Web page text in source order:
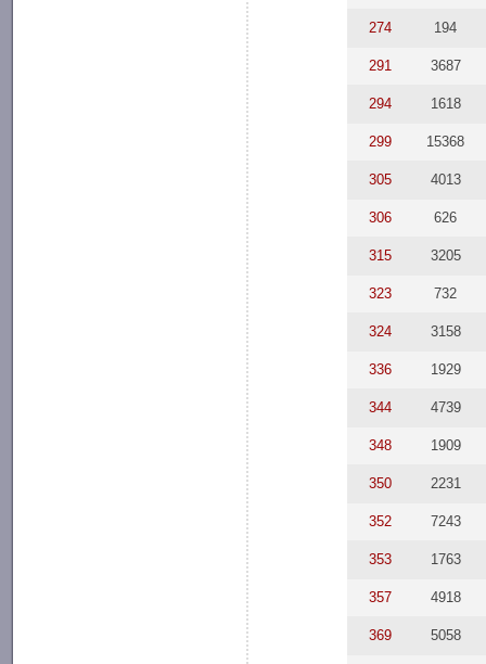
274 194
291 3687
294 1618
299 15368
305 4013
306 626
315 3205
323 732
324 3158
336 1929
344 4739
348 1909
350 2231
352 7243
353 1763
357 4918
369 5058